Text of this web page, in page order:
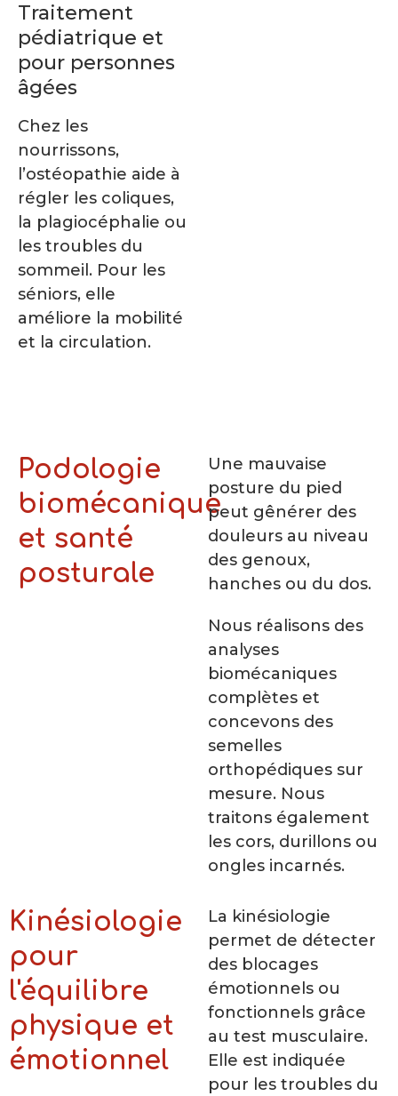
Traitement
pédiatrique et
pour personnes
âgées
Chez les
nourrissons,
l’ostéopathie aide à
régler les coliques,
la plagiocéphalie ou
les troubles du
sommeil. Pour les
séniors, elle
améliore la mobilité
et la circulation.
Podologie
biomécanique
et santé
posturale
Une mauvaise
posture du pied
peut gênérer des
douleurs au niveau
des genoux,
hanches ou du dos.
Nous réalisons des
analyses
biomécaniques
complètes et
concevons des
semelles
orthopédiques sur
mesure. Nous
traitons également
les cors, durillons ou
ongles incarnés.
La kinésiologie
permet de détecter
des blocages
émotionnels ou
fonctionnels grâce
au test musculaire.
Elle est indiquée
pour les troubles du
Kinésiologie
pour
l'équilibre
physique et
émotionnel